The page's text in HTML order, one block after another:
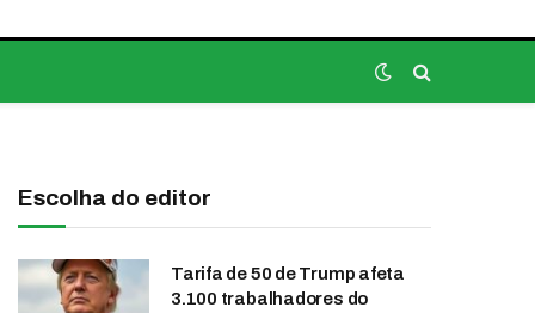
Escolha do editor
Tarifa de 50 de Trump afeta
3.100 trabalhadores do